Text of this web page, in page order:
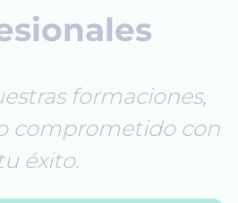
formaciones,
comprometido con
éxito.